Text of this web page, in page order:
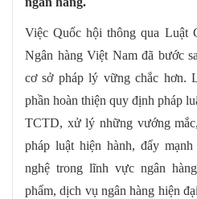
Việc Quốc hội thông qua Luật
Ngân hàng Việt Nam đã bước
cơ sở pháp lý vững chắc hơn.
phần hoàn thiện quy định pháp
TCTD, xử lý những vướng
pháp luật hiện hành, đẩy
nghệ trong lĩnh vực ngân
phẩm, dịch vụ ngân hàng hiện